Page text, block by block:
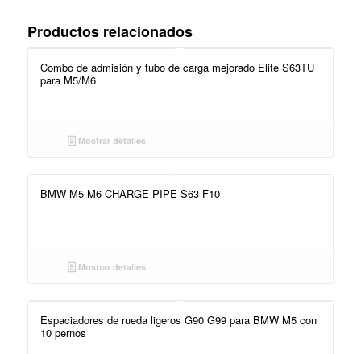
Productos relacionados
Combo de admisión y tubo de carga mejorado Elite S63TU
para M5/M6
Mostrar detalles
BMW M5 M6 CHARGE PIPE S63 F10
Mostrar detalles
Espaciadores de rueda ligeros G90 G99 para BMW M5 con
10 pernos